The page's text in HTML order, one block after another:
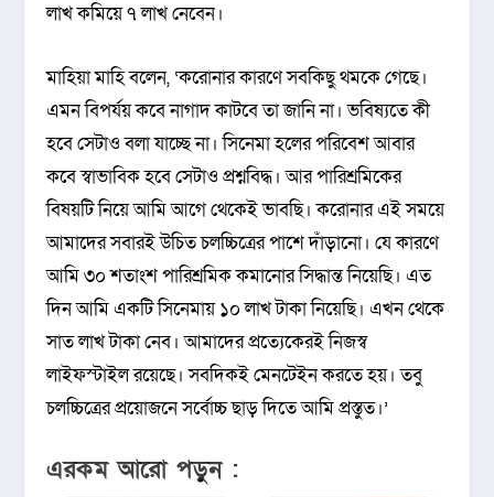
লাখ কমিয়ে ৭ লাখ নেবেন।
মাহিয়া মাহি বলেন, ‘করোনার কারণে সবকিছু থমকে গেছে।
এমন বিপর্যয় কবে নাগাদ কাটবে তা জানি না। ভবিষ্যতে কী
হবে সেটাও বলা যাচ্ছে না। সিনেমা হলের পরিবেশ আবার
কবে স্বাভাবিক হবে সেটাও প্রশ্নবিদ্ধ। আর পারিশ্রমিকের
বিষয়টি নিয়ে আমি আগে থেকেই ভাবছি। করোনার এই সময়ে
আমাদের সবারই উচিত চলচ্চিত্রের পাশে দাঁড়ানো। যে কারণে
আমি ৩০ শতাংশ পারিশ্রমিক কমানোর সিদ্ধান্ত নিয়েছি। এত
দিন আমি একটি সিনেমায় ১০ লাখ টাকা নিয়েছি। এখন থেকে
সাত লাখ টাকা নেব। আমাদের প্রত্যেকেরই নিজস্ব
লাইফস্টাইল রয়েছে। সবদিকই মেনটেইন করতে হয়। তবু
চলচ্চিত্রের প্রয়োজনে সর্বোচ্চ ছাড় দিতে আমি প্রস্তুত।’
এরকম আরো পড়ুন :